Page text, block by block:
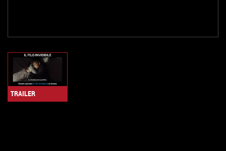
TRAILER